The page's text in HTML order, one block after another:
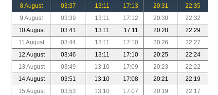
8 August
03:37 13:11 17:13 20:31
22:35
9 August
03:39 13:11 17:12 20:30
22:32
10 August
03:41 13:11 17:11 20:28
22:29
11 August
03:44 13:11 17:10 20:26
22:27
12 August
03:46 13:11 17:10 20:25
22:24
13 August
03:49 13:10 17:09 20:23
22:22
14 August
03:51 13:10 17:08 20:21
22:19
15 August
03:53 13:10 17:07 20:19
22:17